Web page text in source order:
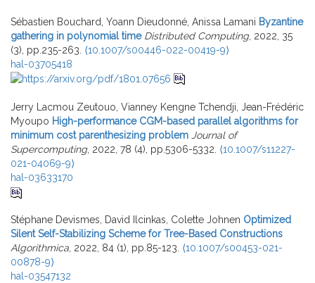
Sébastien Bouchard, Yoann Dieudonné, Anissa Lamani Byzantine
gathering in polynomial time Distributed Computing, 2022, 35
(3), pp.235-263. ⟨10.1007/s00446-022-00419-9⟩
hal-03705418
Jerry Lacmou Zeutouo, Vianney Kengne Tchendji, Jean-Frédéric
Myoupo High-performance CGM-based parallel algorithms for
minimum cost parenthesizing problem Journal of
Supercomputing, 2022, 78 (4), pp.5306-5332. ⟨10.1007/s11227-
021-04069-9⟩
hal-03633170
Stéphane Devismes, David Ilcinkas, Colette Johnen Optimized
Silent Self-Stabilizing Scheme for Tree-Based Constructions
Algorithmica, 2022, 84 (1), pp.85-123. ⟨10.1007/s00453-021-
00878-9⟩
hal-03547132